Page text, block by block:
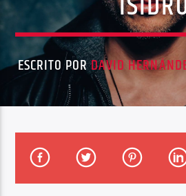
CANCIÓN ACTUAL
JIMPSTER REMIX
BUTCH & C.VOGT, VOGUE
ESCRITO PORDAVID